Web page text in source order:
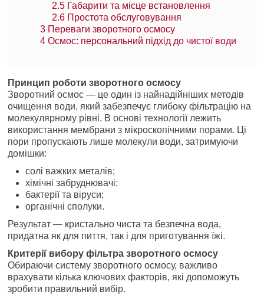
2.5 Габарити та місце встановлення
2.6 Простота обслуговування
3 Переваги зворотного осмосу
4 Осмос: персональний підхід до чистої води
Принцип роботи зворотного осмосу
Зворотний осмос — це один із найнадійніших методів
очищення води, який забезпечує глибоку фільтрацію на
молекулярному рівні. В основі технології лежить
використання мембрани з мікроскопічними порами. Ці
пори пропускають лише молекули води, затримуючи
домішки:
солі важких металів;
хімічні забруднювачі;
бактерії та віруси;
органічні сполуки.
Результат — кристально чиста та безпечна вода,
придатна як для пиття, так і для приготування їжі.
Критерії вибору фільтра зворотного осмосу
Обираючи систему зворотного осмосу, важливо
врахувати кілька ключових факторів, які допоможуть
зробити правильний вибір.